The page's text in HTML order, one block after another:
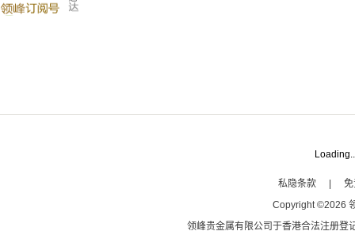
私隐条款
Copyright©2026
领峰贵金属有限公司于香港合法注册登